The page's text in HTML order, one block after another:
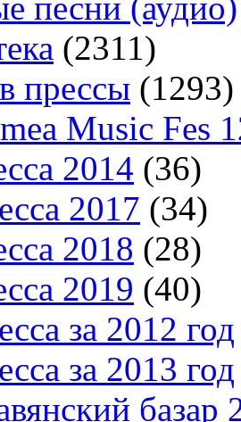
(2311)
прессы (1293)
Music Fes
2014 (36)
2017 (34)
2018 (28)
2019 (40)
за 2012 год
за 2013 год
базар